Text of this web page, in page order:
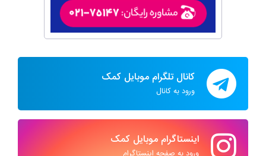
کانال تلگرام موبایل کمک
ورود به کانال
اینستاگرام موبایل کمک